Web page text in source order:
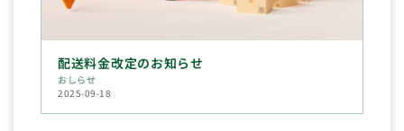
配送料金改定のお知らせ
おしらせ
2025-09-18